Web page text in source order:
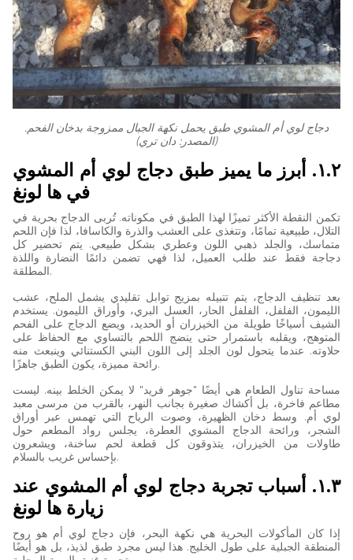
دجاج لوي أم المشوي طبق يحمل نكهة الجبال ممزوجة بدخان الفحم.
(المصدر: دان تري)
١.٢. أبرز ما يميز طبق دجاج لوي أم المشوي
في ها لونغ
تكمن النقطة الأكثر تميزًا لهذا الطبق في مكوناته. تُربى الدجاج بحرية في
التلال، طبيعية تمامًا، وتتغذى على العشب والذرة والكاسافا، لذا فإن اللحم
متماسك، والجلد ذهبي اللون وعطري بشكل طبيعي. يتم تحضير كل
دجاجة فقط عند طلب العميل، لذا فهي تضمن دائمًا النضارة واللذة
المطلقة.
بعد تنظيف الدجاج، يتم تتبيله بمزيج توابل تقليدي يشمل الملح، عشب
الليمون، الفلفل، الفلفل الحار، العسل البري، وأوراق الليمون. يستخدم
الشيف أسياخًا طويلة من الخيزران أو الحديد، ويضع الدجاج على الفحم
المتوهج، ويقلبه باستمرار حتى ينضج اللحم بالتساوي مع الحفاظ على
حلاوته. عندما يتحول لون الجلد إلى اللون البني الكستنائي وينبعث منه
رائحة مميزة، يكون الطبق جاهزًا.
مساحة تناول الطعام هي أيضًا "جوهر فريد" لا يمكن الخلط بينه. ليست
مطاعم فاخرة، بل أكشاك صغيرة بجانب النهر، بالقرب من مرسى معبد
لوي أم. وسط دخان الظهيرة، وصوت الرياح التي تهمس عبر أوراق
الشجر، ورائحة الدجاج المشوي العطرة، يجلس رواد المطعم حول
طاولات من الخيزران، يتذوقون كل قطعة لحم ساخنة، ويشعرون
بإحساس غريب بالسلام.
١.٣. أسباب تجربة دجاج لوي أم المشوي عند
زيارة ها لونغ
إذا كان المأكولات البحرية هي نكهة البحر، فإن دجاج لوي أم هو روح
المنطقة الجبلية على طول الخليج. هذا ليس مجرد طبق لذيذ، بل هو أيضًا